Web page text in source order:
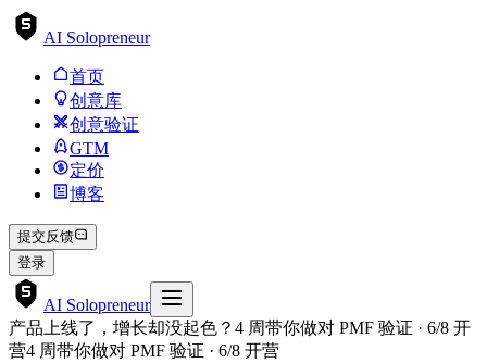
AI Solopreneur
首页
创意库
创意验证
GTM
定价
博客
提交反馈
登录
AI Solopreneur
产品上线了，增长却没起色？4 周带你做对 PMF 验证 · 6/8 开
营4 周带你做对 PMF 验证 · 6/8 开营